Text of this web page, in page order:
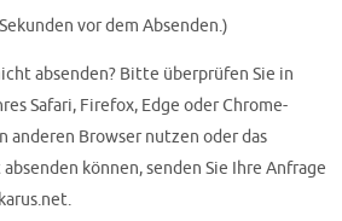
vor dem Absenden.)
absenden? Bitte überprüfen Sie in
Safari, Firefox, Edge oder Chrome-
anderen Browser nutzen oder das
können, senden Sie Ihre Anfrage